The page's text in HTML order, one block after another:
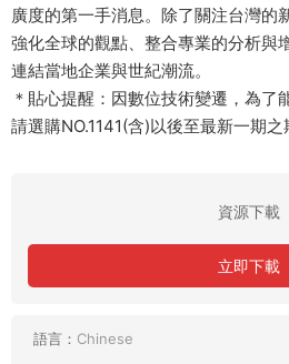
廣度的第一手消息。除了關注台灣的
強化全球的觀點、整合專業的分析與
連結當地企業與世紀潮流。
＊貼心提醒：因數位技術變遷，為了
請選購NO.1141(含)以後至最新一期之
資源下載
立即下載
語言： Chinese